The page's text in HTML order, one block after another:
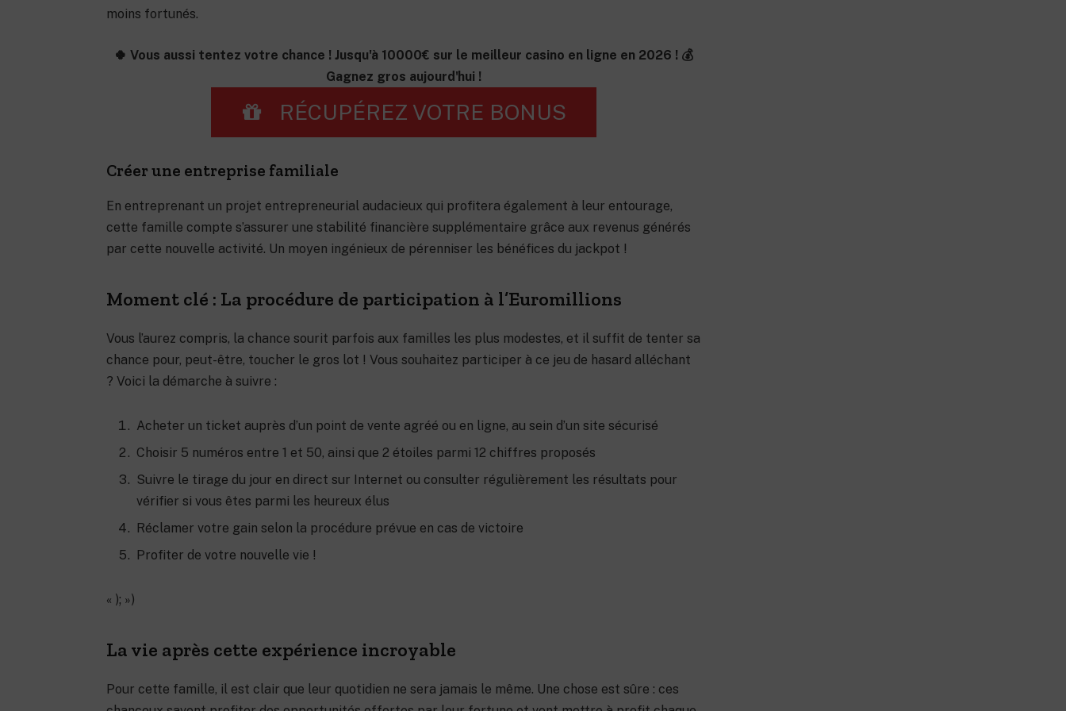
moins fortunés.
🍀 Vous aussi tentez votre chance ! Jusqu'à 10000€ sur le meilleur casino en ligne en 2026 ! 💰
Gagnez gros aujourd'hui !
RÉCUPÉREZ VOTRE BONUS
Créer une entreprise familiale
En entreprenant un projet entrepreneurial audacieux qui profitera également à leur entourage,
cette famille compte s’assurer une stabilité financière supplémentaire grâce aux revenus générés
par cette nouvelle activité. Un moyen ingénieux de pérenniser les bénéfices du jackpot !
Moment clé : La procédure de participation à l’Euromillions
Vous l’aurez compris, la chance sourit parfois aux familles les plus modestes, et il suffit de tenter sa
chance pour, peut-être, toucher le gros lot ! Vous souhaitez participer à ce jeu de hasard alléchant
? Voici la démarche à suivre :
Acheter un ticket auprès d’un point de vente agréé ou en ligne, au sein d’un site sécurisé
Choisir 5 numéros entre 1 et 50, ainsi que 2 étoiles parmi 12 chiffres proposés
Suivre le tirage du jour en direct sur Internet ou consulter régulièrement les résultats pour
vérifier si vous êtes parmi les heureux élus
Réclamer votre gain selon la procédure prévue en cas de victoire
Profiter de votre nouvelle vie !
« ); »)
La vie après cette expérience incroyable
Pour cette famille, il est clair que leur quotidien ne sera jamais le même. Une chose est sûre : ces